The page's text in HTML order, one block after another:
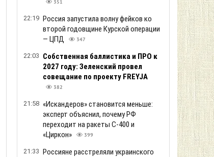
351
22:19 Россия запустила волну фейков ко
второй годовщине Курской операции
— ЦПД
347
22:03 Собственная баллистика и ПРО к
2027 году: Зеленский провел
совещание по проекту FREYJA
382
21:58 «Искандеров» становится меньше:
эксперт объяснил, почему РФ
переходит на ракеты С-400 и
«Циркон»
399
21:33 Россияне расстреляли украинского